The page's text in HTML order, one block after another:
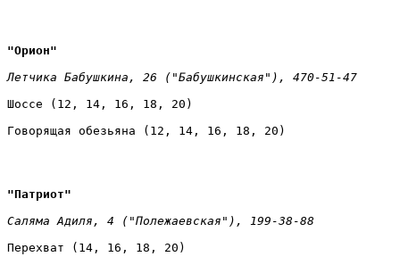
"Орион"
Летчика Бабушкина, 26 ("Бабушкинская"), 470-51-47
Шоссе (12, 14, 16, 18, 20)
Говорящая обезьяна (12, 14, 16, 18, 20)
"Патриот"
Саляма Адиля, 4 ("Полежаевская"), 199-38-88
Перехват (14, 16, 18, 20)